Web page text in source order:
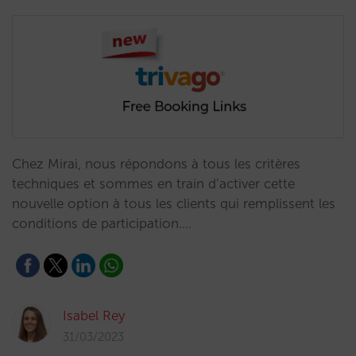
Chez Mirai, nous répondons à tous les critères
techniques et sommes en train d’activer cette
nouvelle option à tous les clients qui remplissent les
conditions de participation.…
Isabel Rey
31/03/2023